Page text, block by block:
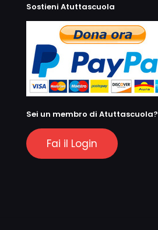
Sostieni Atuttascuola
Sei un membro di Atuttascuola?
Fai il Login